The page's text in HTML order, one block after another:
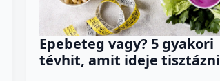
Epebeteg vagy? 5 gyakori
tévhit, amit ideje tisztázni